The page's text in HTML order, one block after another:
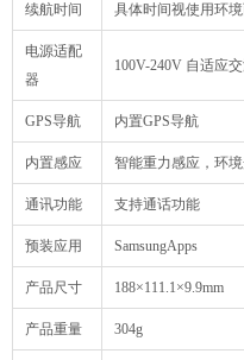
续航时间 具体时间视使用环
电源适配
器
100V-240V 自适应
GPS导航 内置GPS导航
内置感应 智能重力感应，环
通讯功能 支持通话功能
预装应用 SamsungApps
产品尺寸 188×111.1×9.9mm
产品重量 304g